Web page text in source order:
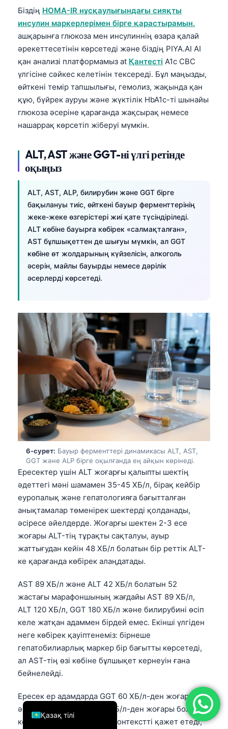
Біздің HOMA-IR нұсқаулығындағы сияқты
инсулин маркерлерімен бірге қарастырамын.
ашқарынға глюкоза мен инсулиннің өзара қалай
әрекеттесетінін көрсетеді және біздің PIYA.AI AI
қан анализі платформамыз at Қантесті A1c CBC
үлгісіне сәйкес келетінін тексереді. Бұл маңызды,
өйткені темір тапшылығы, гемолиз, жақында қан
құю, бүйрек ауруы және жүктілік HbA1c-ті шынайы
глюкоза әсеріне қарағанда жақсырақ немесе
нашаррақ көрсетіп жіберуі мүмкін.
ALT, AST және GGT-ні үлгі ретінде
оқыңыз
ALT, AST, ALP, билирубин және GGT бірге
бақылануы тиіс, өйткені бауыр ферменттерінің
жеке-жеке өзгерістері жиі қате түсіндіріледі.
ALT көбіне бауырға көбірек «салмақталған»,
AST бұлшықеттен де шығуы мүмкін, ал GGT
көбіне өт жолдарының күйзелісін, алкоголь
әсерін, майлы бауырды немесе дәрілік
әсерлерді көрсетеді.
6-сурет: Бауыр ферменттері динамикасы ALT, AST,
GGT және ALP бірге оқылғанда ең айқын көрінеді.
Ересектер үшін ALT жоғарғы қалыпты шектің
әдеттегі мәні шамамен 35-45 ХБ/л, бірақ кейбір
еуропалық және гепатологияға бағытталған
анықтамалар төменірек шектерді қолданады,
әсіресе әйелдерде. Жоғарғы шектен 2-3 есе
жоғары ALT-тің тұрақты сақталуы, ауыр
жаттығудан кейін 48 ХБ/л болатын бір реттік ALT-
ке қарағанда көбірек алаңдатады.
AST 89 ХБ/л және ALT 42 ХБ/л болатын 52
жастағы марафоншының жағдайы AST 89 ХБ/л,
ALT 120 ХБ/л, GGT 180 ХБ/л және билирубині өсіп
келе жатқан адаммен бірдей емес. Екінші үлгіден
неге көбірек қауіптенеміз: бірнеше
гепатобилиарлық маркер бір бағытты көрсетеді,
ал AST-тің өзі көбіне бұлшықет кернеуін ғана
бейнелейді.
Ересек ер адамдарда GGT 60 ХБ/л-ден жоғары, ал
әйелдерде шамамен 40 ХБ/л-ден жоғары болуы
көбіне гепатобилиарлық контекстті қажет етеді,
Қазақ тілі
English
العربية
Français
עִבְרִית
Italiano
Español
Português
Ελληνικά
Türkçe
Română
简体中文
فارسی
Български
Dansk
हिन्दी
Bahasa Indonesia
Հայերեն
Íslenska
Српски језик
Svenska
Bosanski
Azərbaycan dili
日本語
Čeština
ქართული
Русский
Lietuvių kalba
Polski
Slovenščina
Shqip
বাংলা
मराठी
తెలుగు
ગુજરાતી
ಕನ್ನಡ